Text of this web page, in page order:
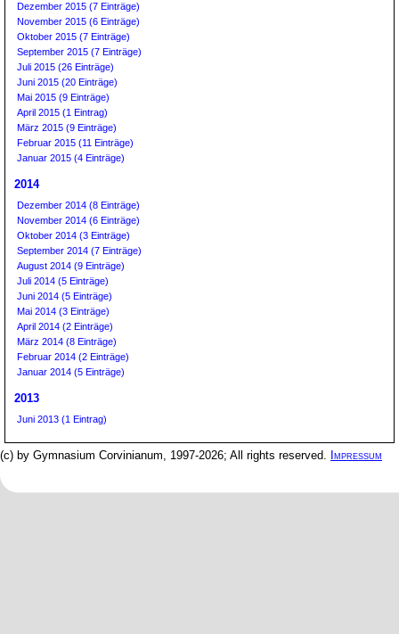
Dezember 2015 (7 Einträge)
November 2015 (6 Einträge)
Oktober 2015 (7 Einträge)
September 2015 (7 Einträge)
Juli 2015 (26 Einträge)
Juni 2015 (20 Einträge)
Mai 2015 (9 Einträge)
April 2015 (1 Eintrag)
März 2015 (9 Einträge)
Februar 2015 (11 Einträge)
Januar 2015 (4 Einträge)
2014
Dezember 2014 (8 Einträge)
November 2014 (6 Einträge)
Oktober 2014 (3 Einträge)
September 2014 (7 Einträge)
August 2014 (9 Einträge)
Juli 2014 (5 Einträge)
Juni 2014 (5 Einträge)
Mai 2014 (3 Einträge)
April 2014 (2 Einträge)
März 2014 (8 Einträge)
Februar 2014 (2 Einträge)
Januar 2014 (5 Einträge)
2013
Juni 2013 (1 Eintrag)
(c) by Gymnasium Corvinianum, 1997-2026; All rights reserved. Impressum